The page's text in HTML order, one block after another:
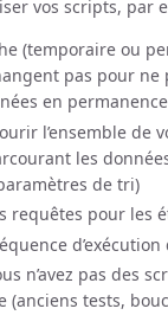
vos scripts, par
(temporaire ou
pas pour ne
en
l’ensemble de
les
de tri)
requêtes pour les
d’exécution
n’avez pas des
(anciens tests,